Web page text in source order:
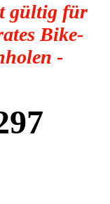
gültig für
Bike-
-